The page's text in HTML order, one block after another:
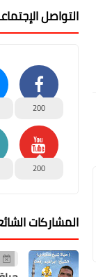
التواصل
200
200
المشاركات